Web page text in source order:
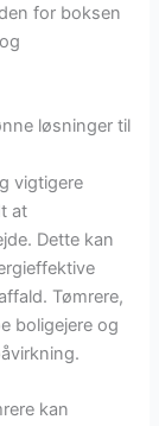
for boksen
løsninger til
vigtigere
at
Dette kan
Tømrere,
boligejere og
kan